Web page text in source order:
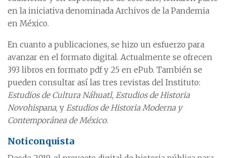
en la iniciativa denominada Archivos de la Pandemia
en México.
En cuanto a publicaciones, se hizo un esfuerzo para
avanzar en el formato digital. Actualmente se ofrecen
393 libros en formato pdf y 25 en ePub. También se
pueden consultar así las tres revistas del Instituto:
Estudios de Cultura Náhuatl, Estudios de Historia
Novohispana, y Estudios de Historia Moderna y
Contemporánea de México.
Noticonquista